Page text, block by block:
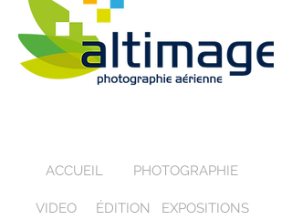
ACCUEIL PHOTOGRAPHIE
VIDEO ÉDITION EXPOSITIONS